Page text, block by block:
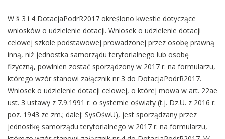
W § 3 i 4 DotacjaPodrR2017 określono kwestie dotyczące
wniosków o udzielenie dotacji. Wniosek o udzielenie dotacji
celowej szkole podstawowej prowadzonej przez osobę prawną
inną, niż jednostka samorządu terytorialnego lub osobę
fizyczną, powinien zostać sporządzony w 2017 r. na formularzu,
którego wzór stanowi załącznik nr 3 do DotacjaPodrR2017.
Wniosek o udzielenie dotacji celowej, o której mowa w art. 22ae
ust. 3 ustawy z 7.9.1991 r. o systemie oświaty (t.j. Dz.U. z 2016 r.
poz. 1943 ze zm.; dalej: SysOśwU), jest sporządzany przez
jednostkę samorządu terytorialnego w 2017 r. na formularzu,